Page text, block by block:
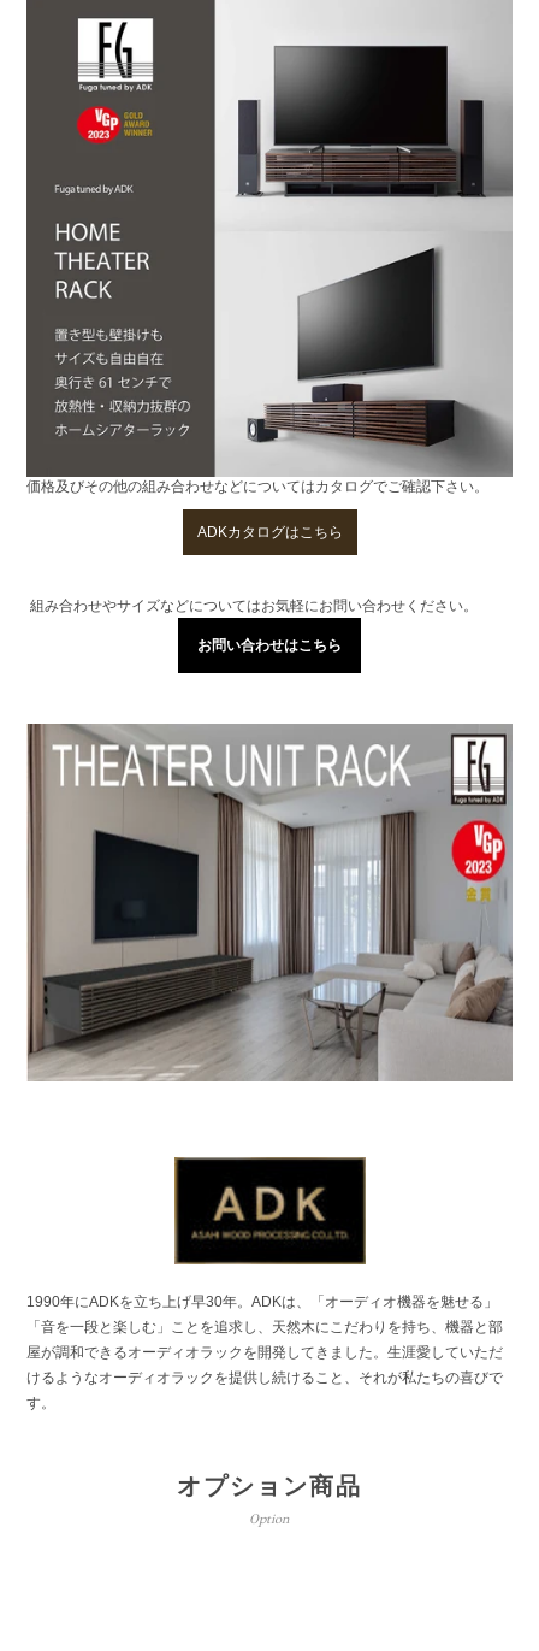
価格及びその他の組み合わせなどについてはカタログでご確認下さい。
ADKカタログはこちら
組み合わせやサイズなどについてはお気軽にお問い合わせください。
お問い合わせはこちら
1990年にADKを立ち上げ早30年。ADKは、「オーディオ機器を魅せる」
「音を一段と楽しむ」ことを追求し、天然木にこだわりを持ち、機器と部
屋が調和できるオーディオラックを開発してきました。生涯愛していただ
けるようなオーディオラックを提供し続けること、それが私たちの喜びで
す。
オプション商品
Option